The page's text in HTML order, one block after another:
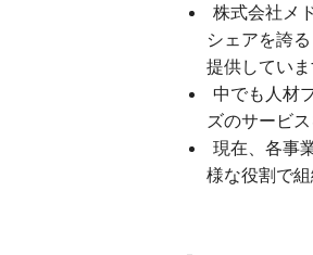
株式会社メ
シェアを誇
提供していま
中でも人材
ズのサービ
現在、各事
様な役割で